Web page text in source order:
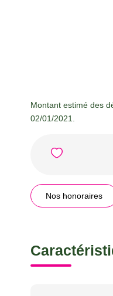
Montant estimé des
02/01/2021.
Nos honoraires